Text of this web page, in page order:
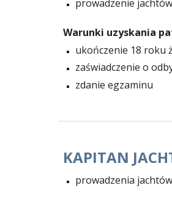
prowadzenie
Warunki uzyskania
ukończenie 18 roku
zaświadczenie o
zdanie egzaminu
KAPITAN
prowadzenia